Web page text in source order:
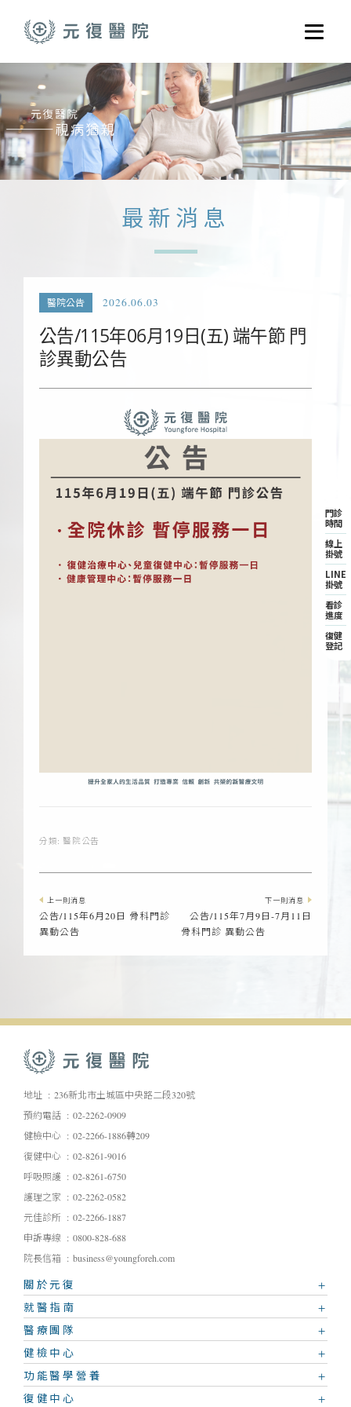
選單
關於元復
就醫指南
醫學門診
醫療養護服務
最新消息
醫院公告 2026.06.03
公告/115年06月19日(五) 端午節 門
診異動公告
分類: 醫院公告
上一則消息
公告/115年6月20日 骨科門診
異動公告
下一則消息
公告/115年7月9日-7月11日
骨科門診 異動公告
地址
236新北市土城區中央路二段320號
預約電話
02-2262-0909
健檢中心
02-2266-1886轉209
復健中心
02-8261-9016
呼吸照護
02-8261-6750
護理之家
02-2262-0582
元佳診所
02-2266-1887
申訴專線
0800-828-688
院長信箱
business@youngforeh.com
關於元復
就醫指南
醫療團隊
健檢中心
功能醫學營養
復健中心
門診
時間
線上
掛號
LINE
掛號
看診
進度
復健
登記